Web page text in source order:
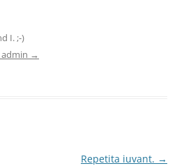
I. ;-)
→
Repetita iuvant. →